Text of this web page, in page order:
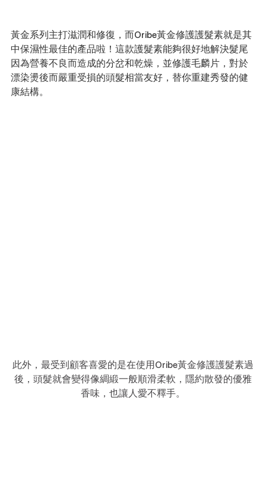
黃金系列主打滋潤和修復，而Oribe黃金修護護髮素就是其
中保濕性最佳的產品啦！這款護髮素能夠很好地解決髮尾
因為營養不良而造成的分岔和乾燥，並修護毛麟片，對於
漂染燙後而嚴重受損的頭髮相當友好，替你重建秀發的健
康結構。
此外，最受到顧客喜愛的是在使用Oribe黃金修護護髮素過
後，頭髮就會變得像綢緞一般順滑柔軟，隱約散發的優雅
香味，也讓人愛不釋手。